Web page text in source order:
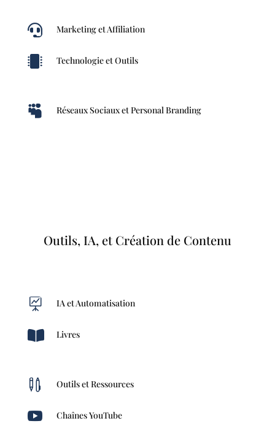
 Marketing et Affiliation
 Technologie et Outils
 Réseaux Sociaux et Personal Branding
Outils, IA, et Création de Contenu
 IA et Automatisation
 Livres
 Outils et Ressources
 Chaînes YouTube